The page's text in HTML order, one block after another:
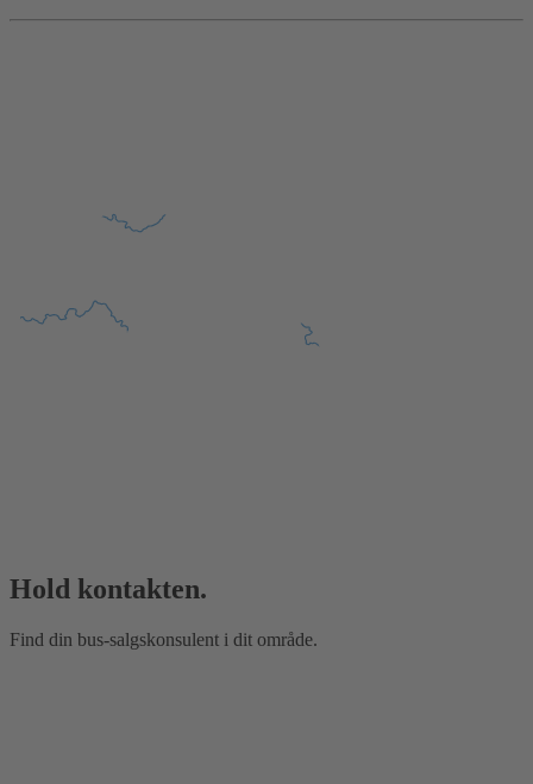
Hold kontakten.
Find din bus‑salgskonsulent i dit område.